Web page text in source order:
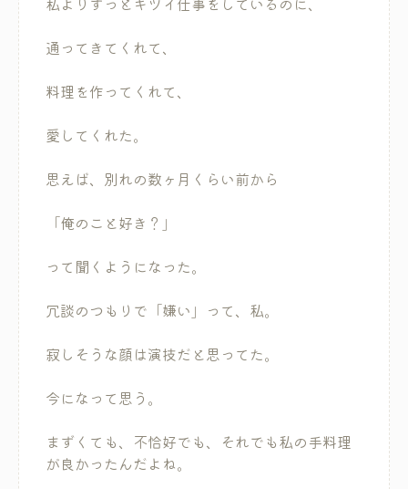
通ってきてくれて、
料理を作ってくれて、
愛してくれた。
思えば、別れの数ヶ月くらい前から
「俺のこと好き？」
って聞くようになった。
冗談のつもりで「嫌い」って、私。
寂しそうな顔は演技だと思ってた。
今になって思う。
まずくても、不恰好でも、それでも私の手料理
が良かったんだよね。